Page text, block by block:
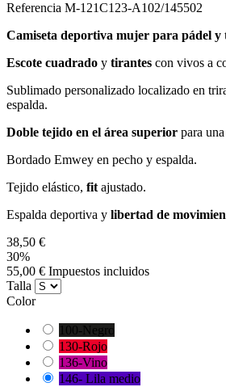
Referencia M-121C123-A102/145502
Camiseta deportiva mujer para pádel y
Escote cuadrado y tirantes con vivos a
Sublimado personalizado localizado en
espalda.
Doble tejido en el área superior para
Bordado Emwey en pecho y espalda.
Tejido elástico, fitajustado.
Espalda deportiva y libertad de
38,50 €
30%
55,00 € Impuestos incluidos
Talla
Color
100-Negro
130-Rojo
136-Vino
146- Lila medio